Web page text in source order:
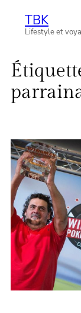
AllerTBK
Lifestyle et